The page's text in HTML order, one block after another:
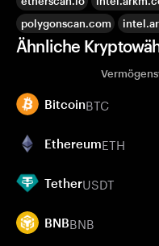
polygonscan.com
Ähnliche
BitcoinBTC
EthereumETH
TetherUSDT
BNBBNB